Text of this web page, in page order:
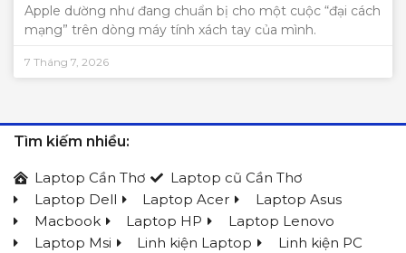
Apple dường như đang chuẩn bị cho một cuộc “đại cách
mạng” trên dòng máy tính xách tay của mình.
7 Tháng 7, 2026
Tìm kiếm nhiều:
Laptop Cần Thơ
Laptop cũ Cần Thơ
Laptop Dell
Laptop Acer
Laptop Asus
Macbook
Laptop HP
Laptop Lenovo
Laptop Msi
Linh kiện Laptop
Linh kiện PC